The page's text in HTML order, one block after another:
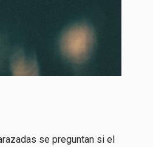
se preguntan si el